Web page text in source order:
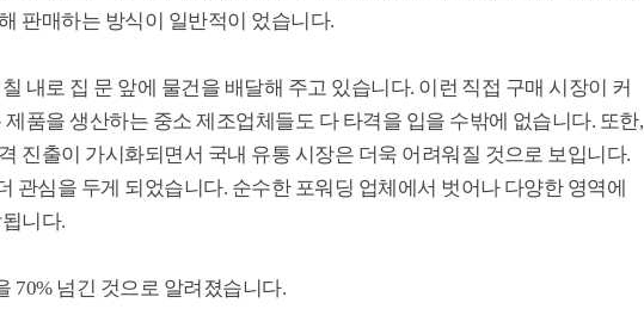
판매하는 방식이 일반적이 었습니다.
내로 집 문 앞에 물건을 배달해 주고 있습니다. 이런 직접 구매 시장이 커
품을 생산하는 중소 제조업체들도 다 타격을 입을 수밖에 없습니다. 또한,
진출이 가시화되면서 국내 유통 시장은 더욱 어려워질 것으로 보입니다.
관심을 두게 되었습니다. 순수한 포워딩 업체에서 벗어나 다양한 영역에
니다.
70% 넘긴 것으로 알려졌습니다.